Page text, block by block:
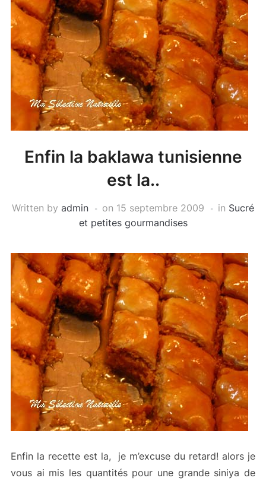
Enfin la baklawa tunisienne
est la..
Written by admin on 15 septembre 2009 in Sucré
et petites gourmandises
Enfin la recette est la, je m’excuse du retard! alors je
vous ai mis les quantités pour une grande siniya de